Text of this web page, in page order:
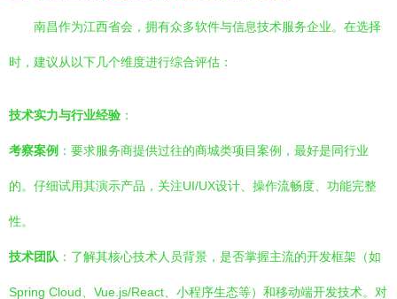
南昌作为江西省会，拥有众多软件与信息技术服务企业。在选择
时，建议从以下几个维度进行综合评估：
技术实力与行业经验 ：
考察案例 ：要求服务商提供过往的商城类项目案例，最好是同行业
的。仔细试用其演示产品，关注UI/UX设计、操作流畅度、功能完整
性。
技术团队 ：了解其核心技术人员背景，是否掌握主流的开发框架（如
Spring Cloud、Vue.js/React、小程序生态等）和移动端开发技术。对